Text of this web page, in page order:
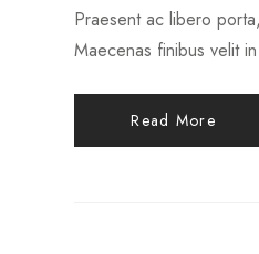
Praesent ac libero
Maecenas finibus velit
Read More